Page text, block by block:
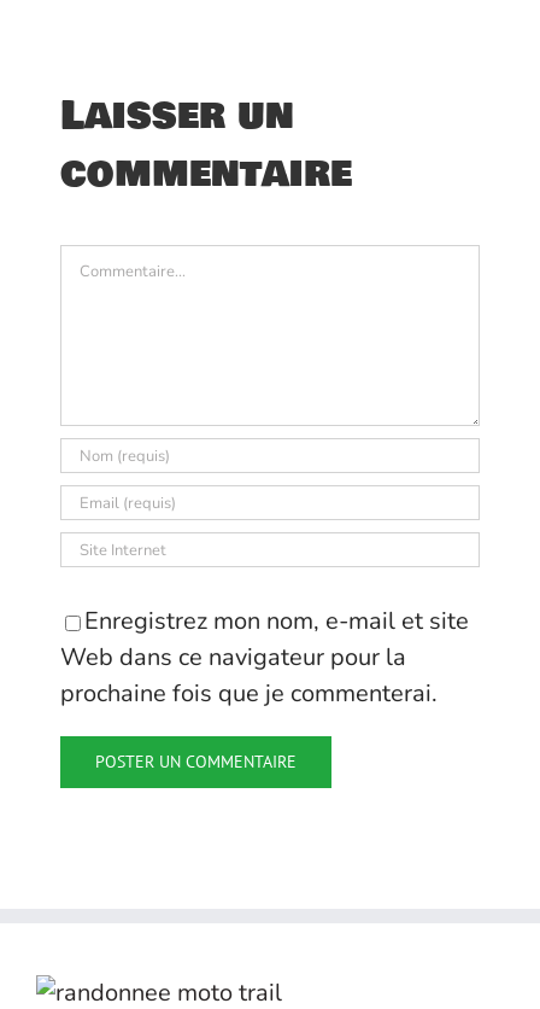
Laisser un
commentaire
Commentaire
Enregistrez mon nom, e-mail et site
Web dans ce navigateur pour la
prochaine fois que je commenterai.